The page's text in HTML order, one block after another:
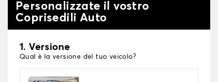
Personalizzate il vostro
Coprisedili Auto
1. Versione
Qual è la versione del tuo veicolo?